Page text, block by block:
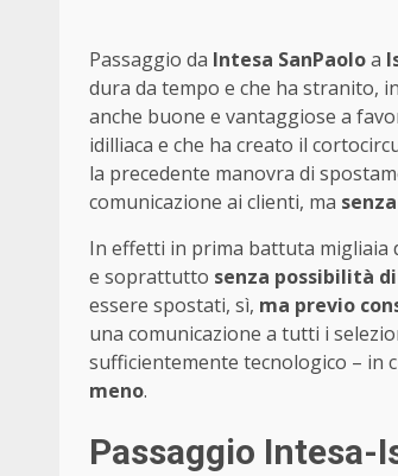
Passaggio da Intesa SanPaoloa
dura da tempo e che ha stranito,
anche buone e vantaggiose a
idilliaca e che ha creato il
la precedente manovra di
comunicazione ai clienti, ma
In effetti in prima battuta migliaia
e soprattutto senza possibilità
essere spostati, sì, ma previo
una comunicazione a tutti i
sufficientemente tecnologico – in
meno.
Passaggio Intesa-